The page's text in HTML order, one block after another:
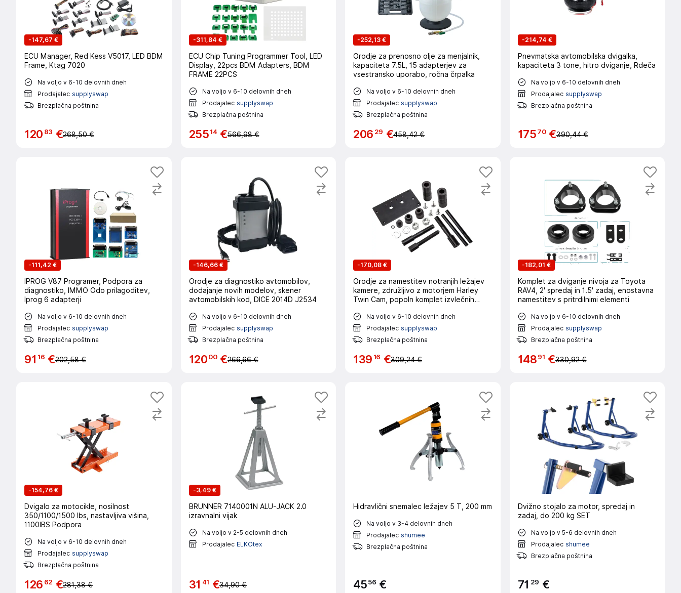
-147,67 €
ECU Manager, Red Kess V5017, LED BDM
Frame, Ktag 7020
Na voljo v 6-10 delovnih dneh
Prodajalec supplyswap
Brezplačna poštnina
120 83 €268,50 €
-311,84 €
ECU Chip Tuning Programmer Tool, LED
Display, 22pcs BDM Adapters, BDM
FRAME 22PCS
Na voljo v 6-10 delovnih dneh
Prodajalec supplyswap
Brezplačna poštnina
25514 €566,98 €
-252,13 €
Orodje za prenosno olje za menjalnik,
kapaciteta 7.5L, 15 adapterjev za
vsestransko uporabo, ročna črpalka
Na voljo v 6-10 delovnih dneh
Prodajalec supplyswap
Brezplačna poštnina
206 29 €458,42 €
-214,74 €
Pnevmatska avtomobilska dvigalka,
kapaciteta 3 tone, hitro dviganje, Rdeča
Na voljo v 6-10 delovnih dneh
Prodajalec supplyswap
Brezplačna poštnina
17570 €390,44 €
-111,42 €
IPROG V87 Programer, Podpora za
diagnostiko, IMMO Odo prilagoditev,
Iprog 6 adapterji
Na voljo v 6-10 delovnih dneh
Prodajalec supplyswap
Brezplačna poštnina
91 16 €202,58 €
-146,66 €
Orodje za diagnostiko avtomobilov,
dodajanje novih modelov, skener
avtomobilskih kod, DICE 2014D J2534
Na voljo v 6-10 delovnih dneh
Prodajalec supplyswap
Brezplačna poštnina
12000 €266,66 €
-170,08 €
Orodje za namestitev notranjih ležajev
kamere, združljivo z motorjem Harley
Twin Cam, popoln komplet izvlečnih
Na voljo v 6-10 delovnih dneh
Prodajalec supplyswap
Brezplačna poštnina
139 16 €309,24 €
-182,01 €
Komplet za dviganje nivoja za Toyota
RAV4, 2' spredaj in 1.5' zadaj, enostavna
namestitev s pritrdilnimi elementi
Na voljo v 6-10 delovnih dneh
Prodajalec supplyswap
Brezplačna poštnina
14891 €330,92 €
-154,76 €
Dvigalo za motocikle, nosilnost
350/1100/1500 lbs, nastavljiva višina,
1100IBS Podpora
Na voljo v 6-10 delovnih dneh
Prodajalec supplyswap
Brezplačna poštnina
126 62 €281,38 €
-3,49 €
BRUNNER 7140001N ALU-JACK 2.0
izravnalni vijak
Na voljo v 2-5 delovnih dneh
Prodajalec ELKOtex
31 41 €34,90 €
Hidravlični snemalec ležajev 5 T, 200 mm
Na voljo v 3-4 delovnih dneh
Prodajalec shumee
Brezplačna poštnina
4556 €
Dvižno stojalo za motor, spredaj in
zadaj, do 200 kg SET
Na voljo v 5-6 delovnih dneh
Prodajalec shumee
Brezplačna poštnina
71 29 €